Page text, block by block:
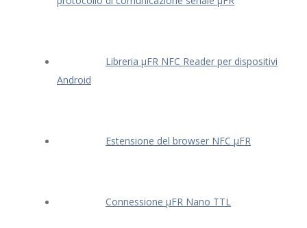
Libreria μFR NFC Reader per dispositivi
Android
Estensione del browser NFC μFR
Connessione μFR Nano TTL